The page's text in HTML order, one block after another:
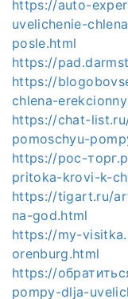
https://auto-
uvelichenie-
posle.html
https://
https://
chlena-
https://chat-
pomoschyu-
https://рос-
pritoka-krovi-k-
https://tigart.ru/
na-god.html
https://my-
orenburg.html
https://
pompy-dlja-